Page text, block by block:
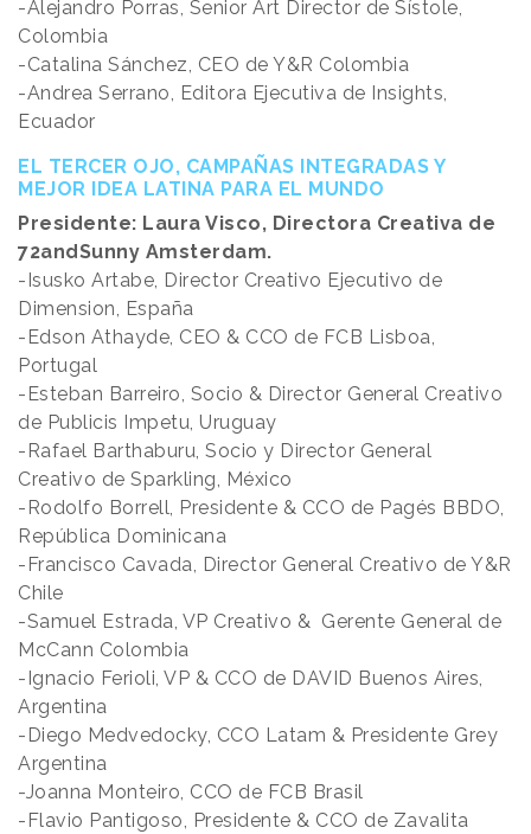
-Alejandro Porras, Senior Art Director de Sístole,
Colombia
-Catalina Sánchez, CEO de Y&R Colombia
-Andrea Serrano, Editora Ejecutiva de Insights,
Ecuador
EL TERCER OJO, CAMPAÑAS INTEGRADAS Y
MEJOR IDEA LATINA PARA EL MUNDO
Presidente: Laura Visco, Directora Creativa de
72andSunny Amsterdam.
-Isusko Artabe, Director Creativo Ejecutivo de
Dimension, España
-Edson Athayde, CEO & CCO de FCB Lisboa,
Portugal
-Esteban Barreiro, Socio & Director General Creativo
de Publicis Impetu, Uruguay
-Rafael Barthaburu, Socio y Director General
Creativo de Sparkling, México
-Rodolfo Borrell, Presidente & CCO de Pagés BBDO,
República Dominicana
-Francisco Cavada, Director General Creativo de Y&R
Chile
-Samuel Estrada, VP Creativo & Gerente General de
McCann Colombia
-Ignacio Ferioli, VP & CCO de DAVID Buenos Aires,
Argentina
-Diego Medvedocky, CCO Latam & Presidente Grey
Argentina
-Joanna Monteiro, CCO de FCB Brasil
-Flavio Pantigoso, Presidente & CCO de Zavalita